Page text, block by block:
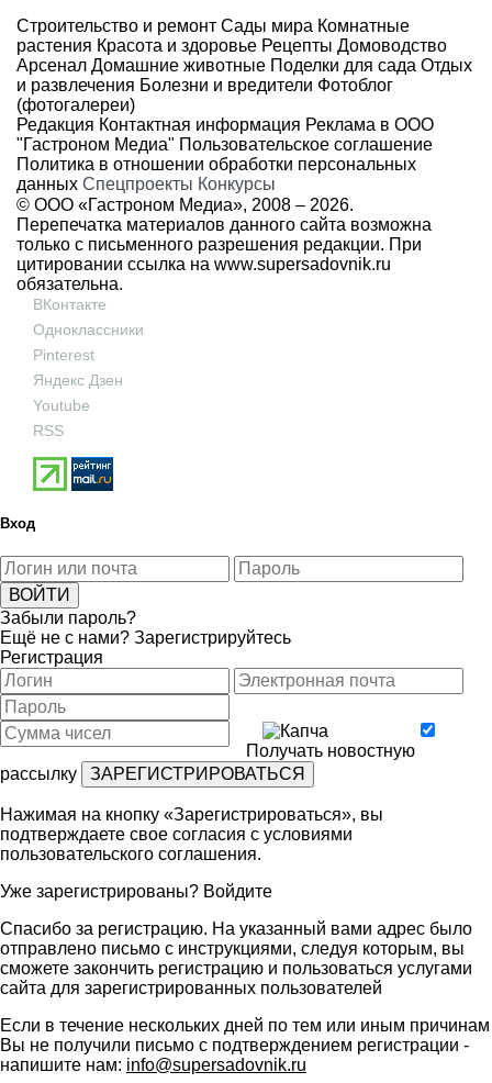
Строительство и ремонт Сады мира Комнатные
растения Красота и здоровье Рецепты Домоводство
Арсенал Домашние животные Поделки для сада Отдых
и развлечения Болезни и вредители Фотоблог
(фотогалереи)
Редакция Контактная информация Реклама в ООО
"Гастроном Медиа" Пользовательское соглашение
Политика в отношении обработки персональных
данных Спецпроекты Конкурсы
© ООО «Гастроном Медиа», 2008 – 2026.
Перепечатка материалов данного сайта возможна
только с письменного разрешения редакции. При
цитировании ссылка на www.supersadovnik.ru
обязательна.
ВКонтакте
Одноклассники
Pinterest
Яндекс Дзен
Youtube
RSS
Вход
Забыли пароль?
Ещё не с нами? Зарегистрируйтесь
Регистрация
Получать новостную
рассылку
Нажимая на кнопку «Зарегистрироваться», вы
подтверждаете свое согласия с условиями
пользовательского соглашения.
Уже зарегистрированы? Войдите
Спасибо за регистрацию. На указанный вами адрес было
отправлено письмо с инструкциями, следуя которым, вы
сможете закончить регистрацию и пользоваться услугами
сайта для зарегистрированных пользователей
Если в течение нескольких дней по тем или иным причинам
Вы не получили письмо с подтверждением регистрации -
напишите нам: info@supersadovnik.ru